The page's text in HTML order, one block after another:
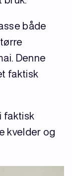
både
Denne
faktisk
faktisk
kvelder og